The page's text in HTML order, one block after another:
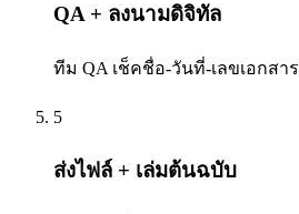
QA + ลงนามดิจิทัล
ทีม QA เช็คชื่อ-วันที่-เลขเอกสา
5
ส่งไฟล์ + เล่มต้นฉบับ